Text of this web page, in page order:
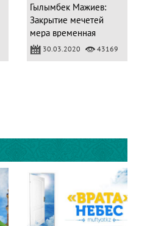
Гылымбек Мажиев:
Закрытие мечетей
мера временная
30.03.2020 43169